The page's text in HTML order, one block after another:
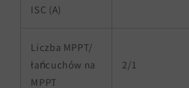
ISC (A)
Liczba MPPT/
łańcuchów na
MPPT
2/1